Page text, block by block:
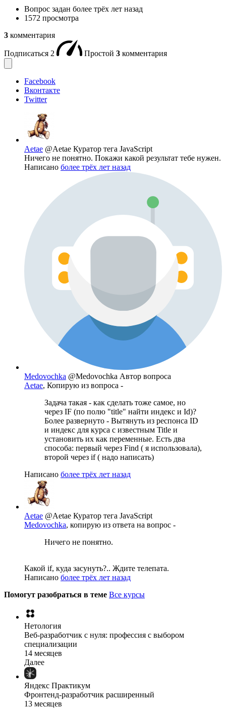
Вопрос задан более трёх лет назад
1572 просмотра
3 комментария
Подписаться 2 Простой 3 комментария
Facebook
Вконтакте
Twitter
Aetae @Aetae Куратор тега JavaScript
Ничего не понятно. Покажи какой результат тебе нужен.
Написано более трёх лет назад
Medovochka @Medovochka Автор вопроса
Aetae, Копирую из вопроса -
Задача такая - как сделать тоже самое, но
через IF (по полю "title" найти индекс и Id)?
Более развернуто - Вытянуть из респонса ID
и индекс для курса с известным Title и
установить их как переменные. Есть два
способа: первый через Find ( я использовала),
второй через if ( надо написать)
Написано более трёх лет назад
Aetae @Aetae Куратор тега JavaScript
Medovochka, копирую из ответа на вопрос -
Ничего не понятно.
Какой if, куда засунуть?.. Ждите телепата.
Написано более трёх лет назад
Помогут разобраться в теме Все курсы
Нетология
Веб-разработчик с нуля: профессия с выбором
специализации
14 месяцев
Далее
Яндекс Практикум
Фронтенд-разработчик расширенный
13 месяцев